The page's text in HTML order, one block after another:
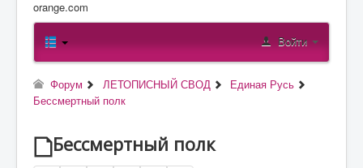
Форум
О проекте
Литература
orange.com
Войти
Форум ЛЕТОПИСНЫЙ СВОД
Единая Русь
Бессмертный полк
Бессмертный полк